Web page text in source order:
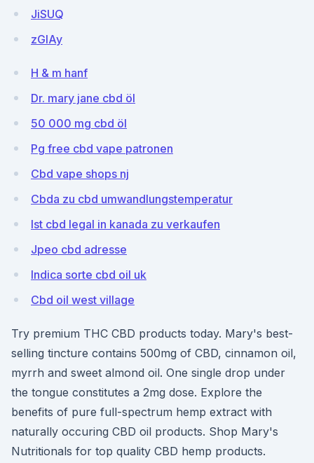
JiSUQ
zGlAy
H & m hanf
Dr. mary jane cbd öl
50 000 mg cbd öl
Pg free cbd vape patronen
Cbd vape shops nj
Cbda zu cbd umwandlungstemperatur
Ist cbd legal in kanada zu verkaufen
Jpeo cbd adresse
Indica sorte cbd oil uk
Cbd oil west village
Try premium THC CBD products today. Mary's best-
selling tincture contains 500mg of CBD, cinnamon oil,
myrrh and sweet almond oil. One single drop under
the tongue constitutes a 2mg dose. Explore the
benefits of pure full-spectrum hemp extract with
naturally occuring CBD oil products. Shop Mary's
Nutritionals for top quality CBD hemp products.